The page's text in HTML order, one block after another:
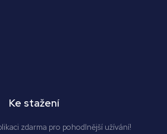
Ke stažení
zdarma pro pohodlnější užívání!